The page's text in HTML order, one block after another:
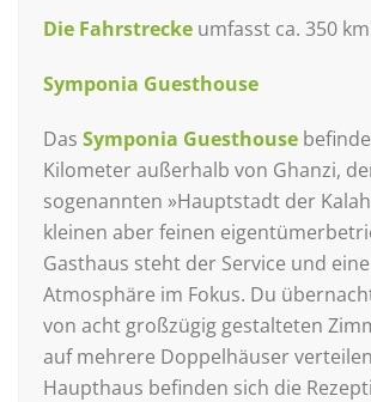
Die Fahrstrecke umfasst ca. 350
Symponia Guesthouse
Das Symponia Guesthouse
Kilometer außerhalb von Ghanzi,
sogenannten »Hauptstadt der
kleinen aber feinen
Gasthaus steht der Service und
Atmosphäre im Fokus. Du
von acht großzügig gestalteten
auf mehrere Doppelhäuser
Haupthaus befinden sich die